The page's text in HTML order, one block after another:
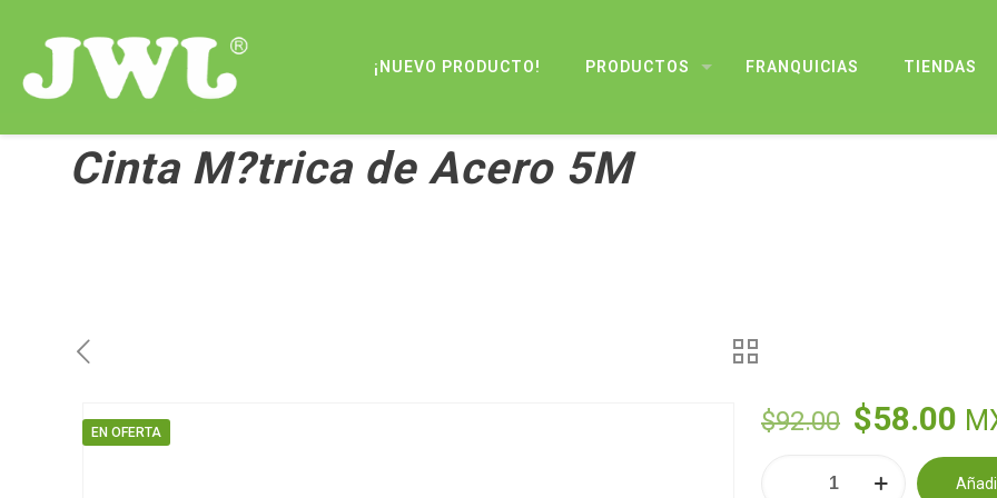
¡NUEVO PRODUCTO! PRODUCTOS FRANQUICIAS TIENDAS
Cinta M?trica de Acero 5M
EN OFERTA $92.00 El
precio
original
$58.00 El